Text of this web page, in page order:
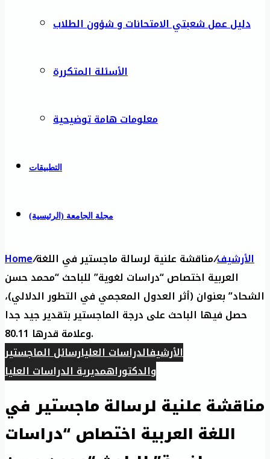
دليل عمل شعبتي الامتحانات و شؤون الطلاب
الأسئلة المتكررة
معلومات هامة توضيحية
التطبيقات
مجلة الجامعة (الرئيسية)
Home/ الأرشيف/مناقشة علنية لرسالة ماجستير في اللغة
العربية اختصاص “دراسات لغوية” للباحث “محمد حسن
الشحاد” بعنوان (أثر العدول المعجمي في التطور الدلالي)،
حصل فيها الباحث على درجة الماجستير بتقدير جيد جدا
وعلامة قدرها 80.11.
الأرشيفالدراسات العليارسائل الماجستير
والدكتوراهمديرية الدراسات العليا
مناقشة علنية لرسالة ماجستير في
اللغة العربية اختصاص “دراسات